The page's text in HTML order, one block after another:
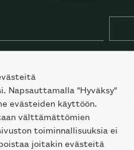
Napsauttamalla "Hyväksy"
evästeiden käyttöön.
välttämättömien
toiminnallisuuksia ei
joitakin evästeitä